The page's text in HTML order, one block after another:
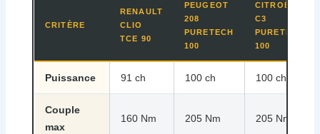
CRITÈRE
RENAULT
CLIO
TCE 90
PEUGEOT
208
PURETECH
100
CITROËN
C3
PURETECH
100
Puissance 91 ch 100 ch 100 ch
Couple
max
160 Nm 205 Nm 205 Nm